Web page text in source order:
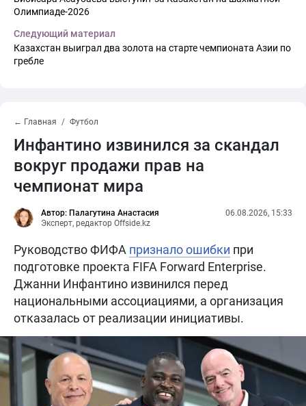
Олимпиаде-2026
Следующий материал
Казахстан выиграл два золота на старте чемпионата Азии по
гребле
← Главная Футбол
Инфантино извинился за скандал
вокруг продажи прав на
чемпионат мира
Автор: Палагутина Анастасия
Эксперт, редактор Offside.kz
06.08.2026, 15:33
Руководство ФИФА признало ошибки при
подготовке проекта FIFA Forward Enterprise.
Джанни Инфантино извинился перед
национальными ассоциациями, а организация
отказалась от реализации инициативы.